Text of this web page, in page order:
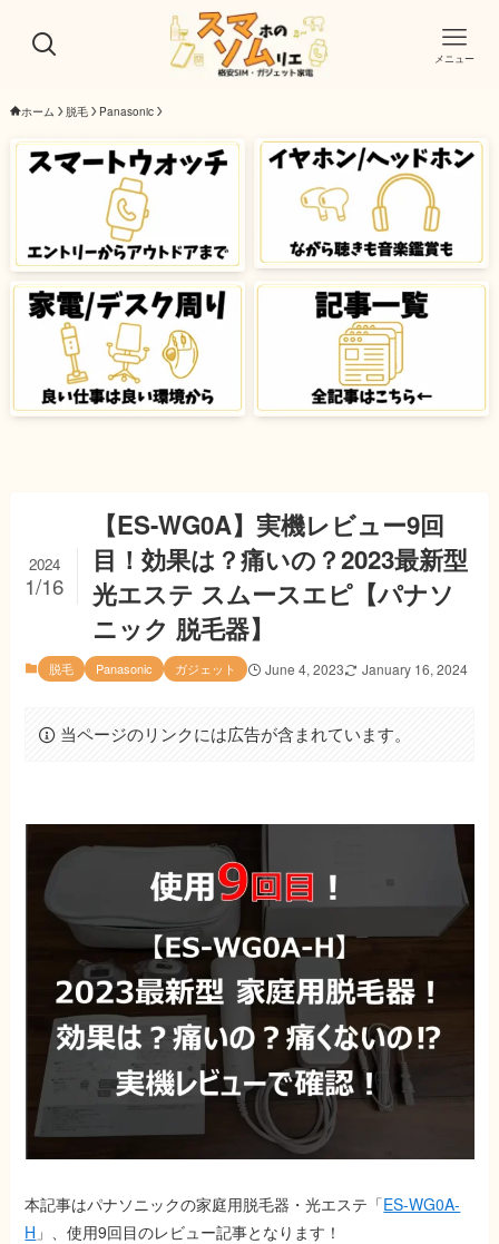
メニュー
ホーム 脱毛 Panasonic
【ES-WG0A】実機レビュー9回
目！効果は？痛いの？2023最新型
光エステ スムースエピ【パナソ
ニック 脱毛器】
2024
1/16
脱毛 Panasonic ガジェット June 4, 2023 January 16, 2024
当ページのリンクには広告が含まれています。
本記事はパナソニックの家庭用脱毛器・光エステ「ES-WG0A-
H 」、使用9回目のレビュー記事となります！